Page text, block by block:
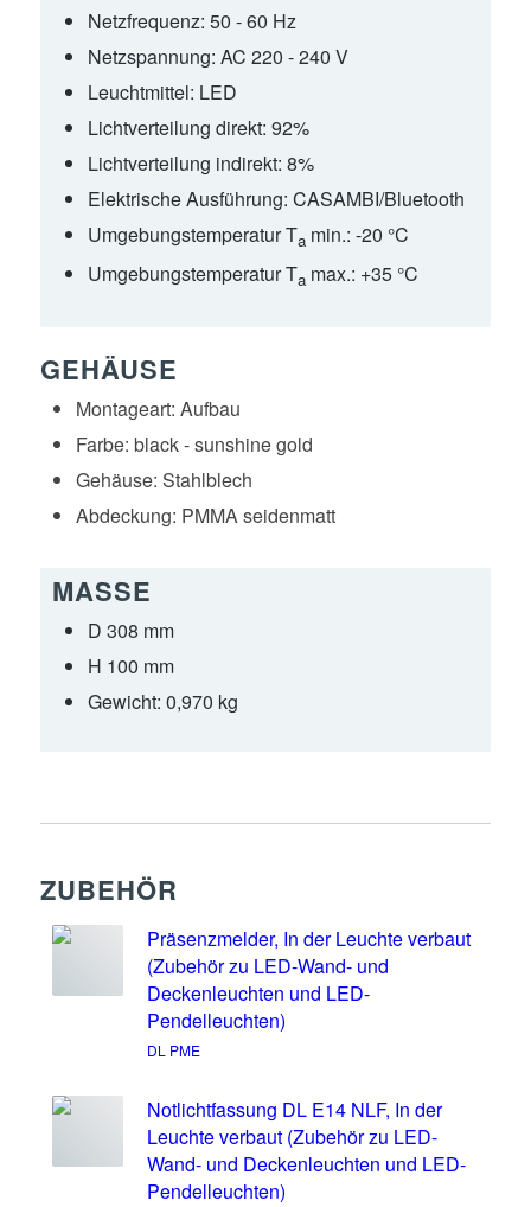
Netzfrequenz: 50 - 60 Hz
Netzspannung: AC 220 - 240 V
Leuchtmittel: LED
Lichtverteilung direkt: 92%
Lichtverteilung indirekt: 8%
Elektrische Ausführung: CASAMBI/Bluetooth
Umgebungstemperatur Tamin.: -20 °C
Umgebungstemperatur Tamax.: +35 °C
GEHÄUSE
Montageart: Aufbau
Farbe: black - sunshine gold
Gehäuse: Stahlblech
Abdeckung: PMMA seidenmatt
MASSE
D 308 mm
H 100 mm
Gewicht: 0,970 kg
ZUBEHÖR
Präsenzmelder, In der Leuchte verbaut
(Zubehör zu LED-Wand- und
Deckenleuchten und LED-
Pendelleuchten)
DL PME
Notlichtfassung DL E14 NLF, In der
Leuchte verbaut (Zubehör zu LED-
Wand- und Deckenleuchten und LED-
Pendelleuchten)